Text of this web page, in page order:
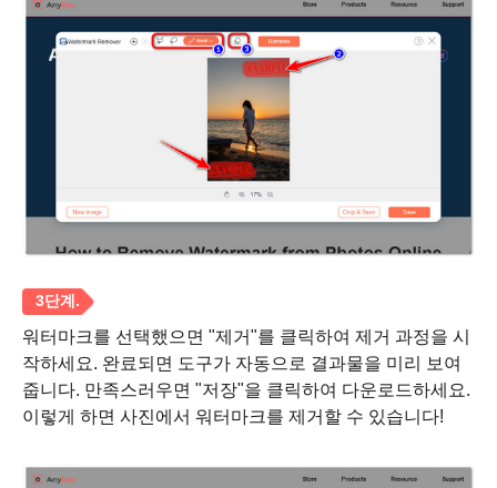
워터마크를 선택했으면 "제거"를 클릭하여 제거 과정을 시
작하세요. 완료되면 도구가 자동으로 결과물을 미리 보여
줍니다. 만족스러우면 "저장"을 클릭하여 다운로드하세요.
이렇게 하면 사진에서 워터마크를 제거할 수 있습니다!